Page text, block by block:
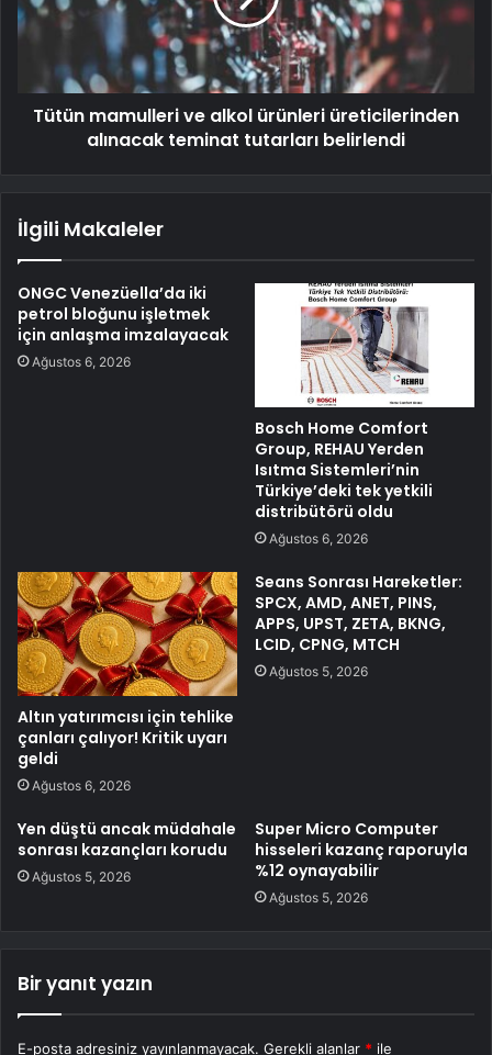
Tütün mamulleri ve alkol ürünleri üreticilerinden
alınacak teminat tutarları belirlendi
İlgili Makaleler
ONGC Venezüella’da iki
petrol bloğunu işletmek
için anlaşma imzalayacak
Ağustos 6, 2026
Bosch Home Comfort
Group, REHAU Yerden
Isıtma Sistemleri’nin
Türkiye’deki tek yetkili
distribütörü oldu
Ağustos 6, 2026
Altın yatırımcısı için tehlike
çanları çalıyor! Kritik uyarı
geldi
Ağustos 6, 2026
Seans Sonrası Hareketler:
SPCX, AMD, ANET, PINS,
APPS, UPST, ZETA, BKNG,
LCID, CPNG, MTCH
Ağustos 5, 2026
Yen düştü ancak müdahale
sonrası kazançları korudu
Ağustos 5, 2026
Super Micro Computer
hisseleri kazanç raporuyla
%12 oynayabilir
Ağustos 5, 2026
Bir yanıt yazın
E-posta adresiniz yayınlanmayacak. Gerekli alanlar * ile